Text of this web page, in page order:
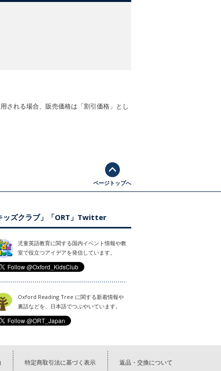
される場合、販売価格は「割引価格」とし
ページトップへ
ッズクラブ」「ORT」Twitter
児童英語教育に関する国内イベント情報や教
室で役立つアイデアを発信しています。
Oxford Reading Tree に関する新着情報や
裏話などを、日本語でつぶやいています。
特定商取引法に基づく表示 返品・交換について